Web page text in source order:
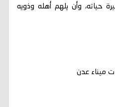
حياته، وأن يلهم أهله وذويه
ميناء عدن